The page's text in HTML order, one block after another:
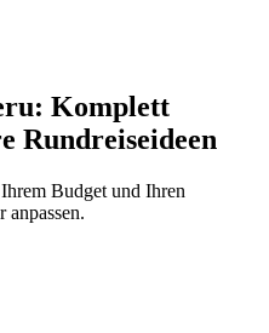
Komplett
Rundreiseideen
Budget und Ihren